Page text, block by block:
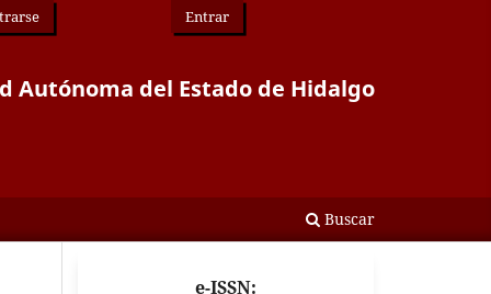
Autónoma del Estado de Hidalgo
Buscar
Entrar
e-ISSN: